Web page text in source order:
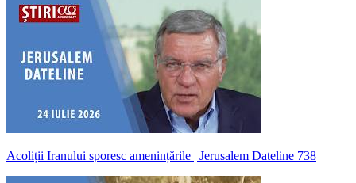
Acoliții Iranului sporesc amenințările | Jerusalem Dateline 738